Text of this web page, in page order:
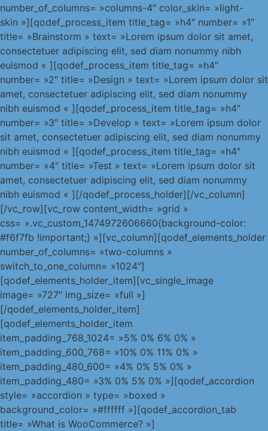
number_of_columns= »columns-4″ color_skin= »light-
skin »][qodef_process_item title_tag= »h4″ number= »1″
title= »Brainstorm » text= »Lorem ipsum dolor sit amet,
consectetuer adipiscing elit, sed diam nonummy nibh
euismod « ][qodef_process_item title_tag= »h4″
number= »2″ title= »Design » text= »Lorem ipsum dolor sit
amet, consectetuer adipiscing elit, sed diam nonummy
nibh euismod « ][qodef_process_item title_tag= »h4″
number= »3″ title= »Develop » text= »Lorem ipsum dolor
sit amet, consectetuer adipiscing elit, sed diam nonummy
nibh euismod « ][qodef_process_item title_tag= »h4″
number= »4″ title= »Test » text= »Lorem ipsum dolor sit
amet, consectetuer adipiscing elit, sed diam nonummy
nibh euismod « ][/qodef_process_holder][/vc_column]
[/vc_row][vc_row content_width= »grid »
css= ».vc_custom_1474972606660{background-color:
#f6f7fb !important;} »][vc_column][qodef_elements_holder
number_of_columns= »two-columns »
switch_to_one_column= »1024″]
[qodef_elements_holder_item][vc_single_image
image= »727″ img_size= »full »]
[/qodef_elements_holder_item]
[qodef_elements_holder_item
item_padding_768_1024= »5% 0% 6% 0% »
item_padding_600_768= »10% 0% 11% 0% »
item_padding_480_600= »4% 0% 5% 0% »
item_padding_480= »3% 0% 5% 0% »][qodef_accordion
style= »accordion » type= »boxed »
background_color= »#ffffff »][qodef_accordion_tab
title= »What is WooCommerce? »]